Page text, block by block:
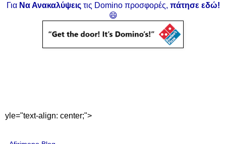
Για Να Ανακαλύψειςτις Domino προσφορές, πάτησε εδώ!
😄
yle="text-align: center;">